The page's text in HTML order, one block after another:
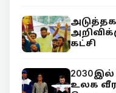
கட்சி
2030இல்
உலக